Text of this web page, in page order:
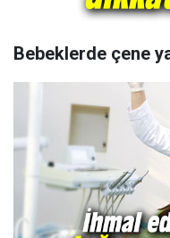
Bebeklerde çene